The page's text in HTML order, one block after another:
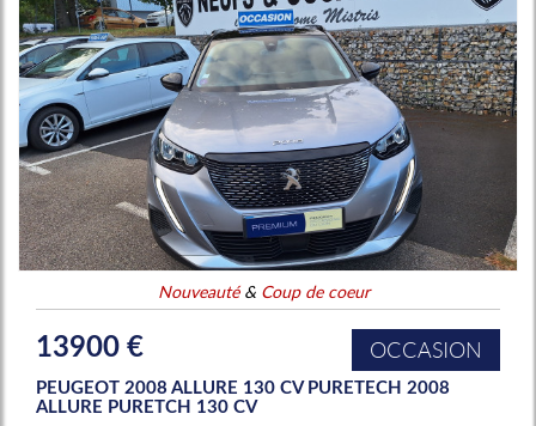
Nouveauté& Coup de coeur
13900 € OCCASION
PEUGEOT 2008 ALLURE 130 CV PURETECH 2008
ALLURE PURETCH 130 CV